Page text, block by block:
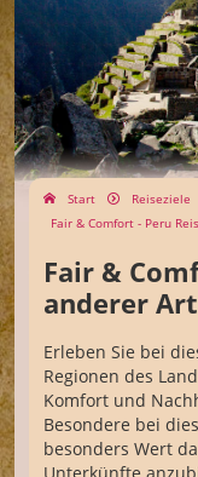
Start Reiseziele
Fair & Comfort - Peru
Fair &
anderer
Erleben Sie bei
Regionen des
Komfort und
Besondere bei
besonders Wert